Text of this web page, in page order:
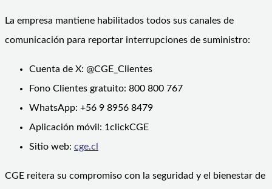
La empresa mantiene habilitados todos sus canales de
comunicación para reportar interrupciones de suministro:
Cuenta de X: @CGE_Clientes
Fono Clientes gratuito: 800 800 767
WhatsApp: +56 9 8956 8479
Aplicación móvil: 1clickCGE
Sitio web: cge.cl
CGE reitera su compromiso con la seguridad y el bienestar de